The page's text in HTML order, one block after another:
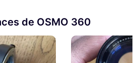
de OSMO 360